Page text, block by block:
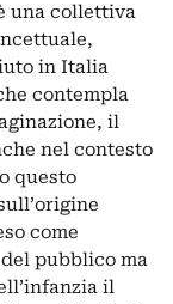
una collettiva
in Italia
contempla
il
nel contesto
questo
come
pubblico ma
il